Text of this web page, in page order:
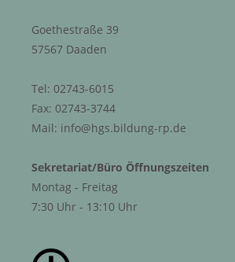
Goethestraße 39
57567 Daaden
Tel: 02743-6015
Fax: 02743-3744
Mail: info@hgs.bildung-rp.de
Sekretariat/Büro Öffnungszeiten
Montag - Freitag
7:30 Uhr - 13:10 Uhr